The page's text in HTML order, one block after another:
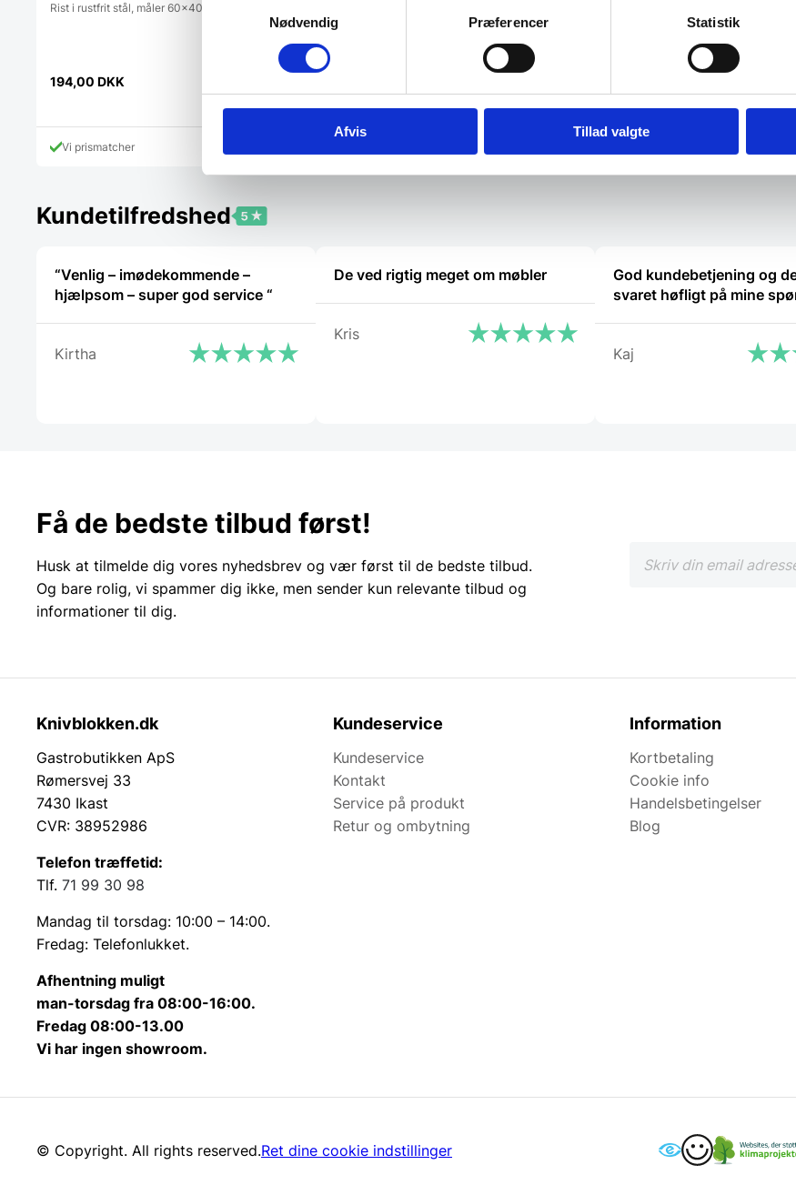
Nødvendig
Præferencer Statistik
Afvis Tillad valgte
Rist i rustfrit stål, måler 60x40 cm
194,00 DKK
Vi prismatcher
Måler 53x32,5 cm (1/1gn)
perforeretMåler 52,5 x 32 cm
med
Kundetilfredshed
“Venlig – imødekommende –
hjælpsom – super god service “
Kirtha
De ved rigtig meget om møbler
Kris
God kundebetjening og
svaret høfligt på mine
Kaj
Få de bedste tilbud først!
Husk at tilmelde dig vores nyhedsbrev og vær først til de bedste tilbud.
Og bare rolig, vi spammer dig ikke, men sender kun relevante tilbud og
informationer til dig.
Knivblokken.dk
Gastrobutikken ApS
Rømersvej 33
7430 Ikast
CVR: 38952986
Telefon træffetid:
Tlf. 71 99 30 98
Mandag til torsdag: 10:00 – 14:00.
Fredag: Telefonlukket.
Afhentning muligt
man-torsdag fra 08:00-16:00.
Fredag 08:00-13.00
Vi har ingen showroom.
Kundeservice
Kundeservice
Kontakt
Service på produkt
Retur og ombytning
Information
Kortbetaling
Cookie info
Handelsbetingelser
Blog
© Copyright. All rights reserved.Ret dine cookie indstillinger